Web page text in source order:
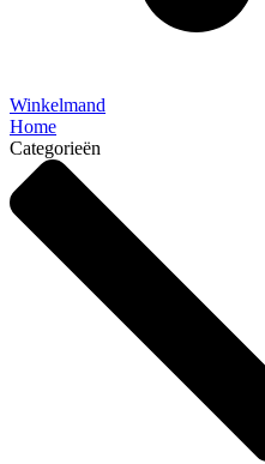
Winkelmand
Home
Categorieën